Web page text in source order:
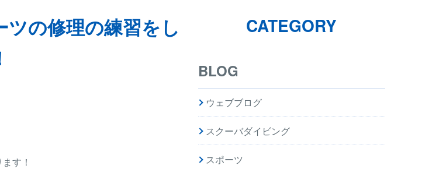
の修理の練習をし
す！
CATEGORY
BLOG
ウェブブログ
スクーバダイビング
スポーツ